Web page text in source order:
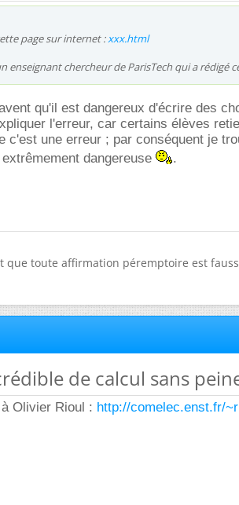
page sur internet :xxx.html
enseignant chercheur de ParisTech qui a rédigé
qu'il est dangereux d'écrire des
l'erreur, car certains élèves
c'est une erreur ; par conséquent je
dangereuse
.
que toute affirmation péremptoire est
de calcul sans
Olivier Rioul : http://comelec.enst.fr/